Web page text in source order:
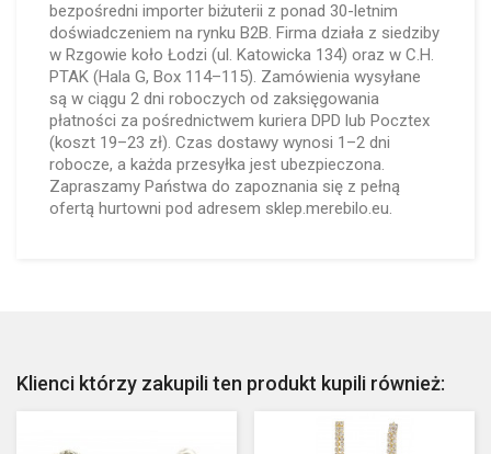
bezpośredni importer biżuterii z ponad 30-letnim
doświadczeniem na rynku B2B. Firma działa z siedziby
w Rzgowie koło Łodzi (ul. Katowicka 134) oraz w C.H.
PTAK (Hala G, Box 114–115). Zamówienia wysyłane
są w ciągu 2 dni roboczych od zaksięgowania
płatności za pośrednictwem kuriera DPD lub Pocztex
(koszt 19–23 zł). Czas dostawy wynosi 1–2 dni
robocze, a każda przesyłka jest ubezpieczona.
Zapraszamy Państwa do zapoznania się z pełną
ofertą hurtowni pod adresem sklep.merebilo.eu.
Klienci którzy zakupili ten produkt kupili również: